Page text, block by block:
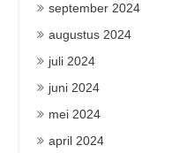
september 2024
augustus 2024
juli 2024
juni 2024
mei 2024
april 2024